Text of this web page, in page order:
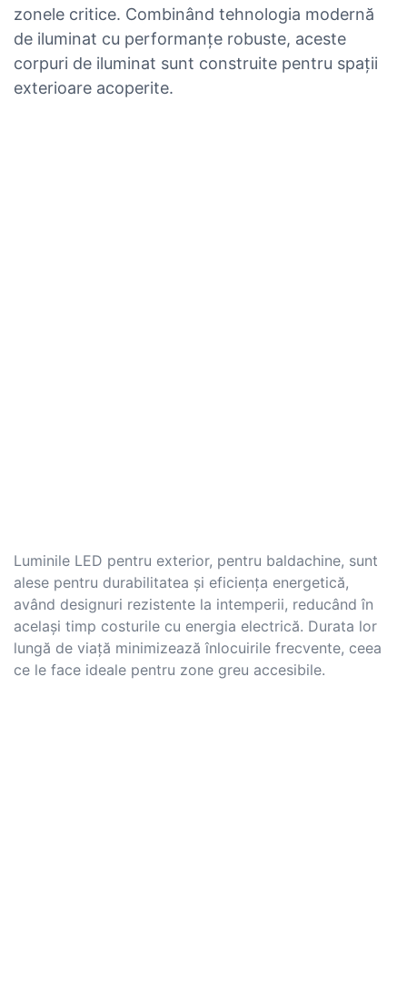
zonele critice. Combinând tehnologia modernă
de iluminat cu performanțe robuste, aceste
corpuri de iluminat sunt construite pentru spații
exterioare acoperite.
Luminile LED pentru exterior, pentru baldachine, sunt
alese pentru durabilitatea și eficiența energetică,
având designuri rezistente la intemperii, reducând în
același timp costurile cu energia electrică. Durata lor
lungă de viață minimizează înlocuirile frecvente, ceea
ce le face ideale pentru zone greu accesibile.